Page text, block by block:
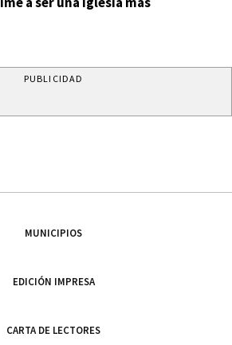
PUBLICIDAD
MUNICIPIOS
EDICIÓN IMPRESA
CARTA DE LECTORES